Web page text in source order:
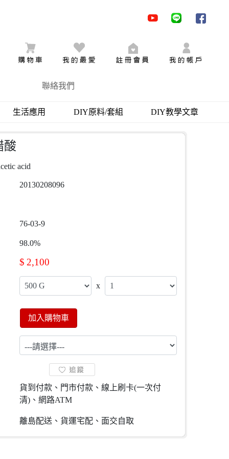
youtube
聯絡我們
生活應用 DIY原料/套組 DIY教學文章
酸
acid
20130208096
76-03-9
98.0%
$ 2,100
x
加入購物車
貨到付款、門市付款、線上刷卡(一次付
清)、網路ATM
離島配送、貨運宅配、面交自取